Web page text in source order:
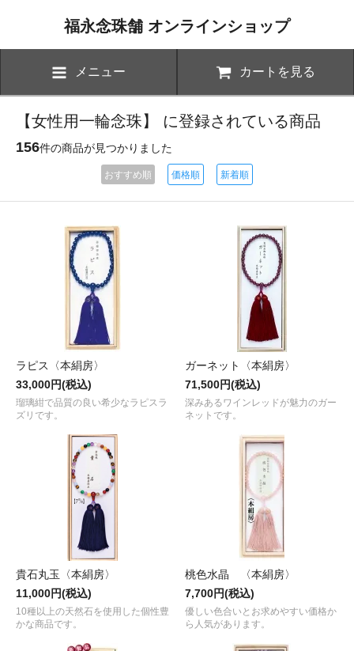
福永念珠舗 オンラインショップ
メニュー カートを見る
【女性用一輪念珠】 に登録されている商品
156件の商品が見つかりました
おすすめ順 価格順 新着順
ラピス〈本絹房〉
33,000円(税込)
瑠璃紺で品質の良い希少なラピスラ
ズリです。
ガーネット〈本絹房〉
71,500円(税込)
深みあるワインレッドが魅力のガー
ネットです。
貴石丸玉〈本絹房〉
11,000円(税込)
10種以上の天然石を使用した個性豊
かな商品です。
桃色水晶 〈本絹房〉
7,700円(税込)
優しい色合いとお求めやすい価格か
ら人気があります。